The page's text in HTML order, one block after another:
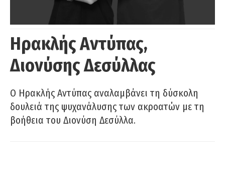
Ηρακλής Αντύπας,
Διονύσης Δεσύλλας
Ο Ηρακλής Αντύπας αναλαμβάνει τη δύσκολη
δουλειά της ψυχανάλυσης των ακροατών με τη
βοήθεια του Διονύση Δεσύλλα.